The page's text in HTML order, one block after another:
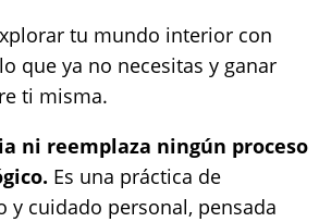
tu mundo interior con
que ya no necesitas y ganar
ti misma.
ni reemplaza ningún proceso
Es una práctica de
y cuidado personal, pensada